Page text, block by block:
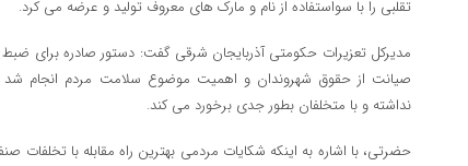
تقلبی را با سواستفاده از نام و مارک های معروف تولید و عرضه می کرد.
مدیرکل تعزیرات حکومتی آذربایجان شرقی گفت: دستور صادره برای
صیانت از حقوق شهروندان و اهمیت موضوع سلامت مردم انجام
نداشته و با متخلفان بطور جدی برخورد می کند.
حضرتی، با اشاره به اینکه شکایات مردمی بهترین راه مقابله با تخلفات